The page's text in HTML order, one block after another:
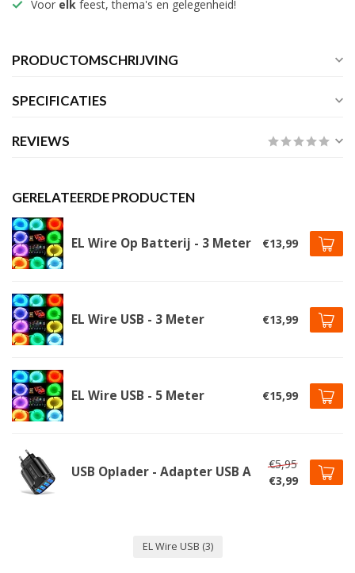
Voor elk feest, thema's en gelegenheid!
PRODUCTOMSCHRIJVING
SPECIFICATIES
REVIEWS
GERELATEERDE PRODUCTEN
EL Wire Op Batterij - 3 Meter €13,99
EL Wire USB - 3 Meter €13,99
EL Wire USB - 5 Meter €15,99
USB Oplader - Adapter USB A
€5,95
€3,99
EL Wire USB (3)